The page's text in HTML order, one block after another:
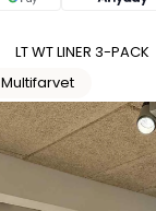
LT WT LINER 3-PACK
Multifarvet